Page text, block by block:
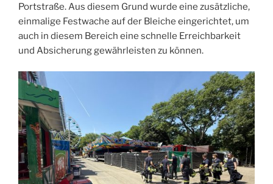
Portstraße. Aus diesem Grund wurde eine zusätzliche,
einmalige Festwache auf der Bleiche eingerichtet, um
auch in diesem Bereich eine schnelle Erreichbarkeit
und Absicherung gewährleisten zu können.